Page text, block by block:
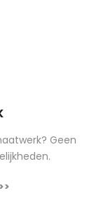
Geen